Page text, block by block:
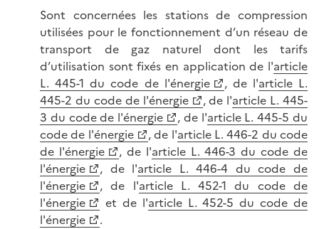
Sont concernées les stations de compression
utilisées pour le fonctionnement d’un réseau de
transport de gaz naturel dont les tarifs
d’utilisation sont fixés en application de l'article
L. 445-1 du code de l'énergie
, de l'article L.
445-2 du code de l'énergie
, de l'article L. 445-
3 du code de l'énergie
, de l'article L. 445-5 du
code de l'énergie
, de l'article L. 446-2 du code
de l'énergie
, de l'article L. 446-3 du code de
l'énergie
, de l'article L. 446-4 du code de
l'énergie
, de l'article L. 452-1 du code de
l'énergie
et de l'article L. 452-5 du code de
l'énergie
.